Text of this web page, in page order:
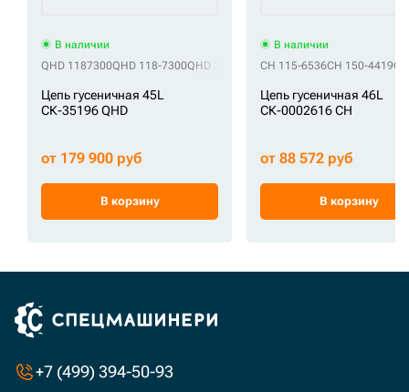
В наличии
QHD 1187300QHD 118-7300QHD 2019118 QHD 201-9118QHD 213-1972
Цепь гусеничная 45L
СК-35196 QHD
от 179 900 руб
В корзину
В наличии
CH 115-6536CH 150-4419
Цепь гусеничная 46L
СК-0002616 CH
от 88 572 руб
В корзину
+7 (499) 394-50-93